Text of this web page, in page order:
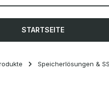
STARTSEITE
Speicherlösungen &